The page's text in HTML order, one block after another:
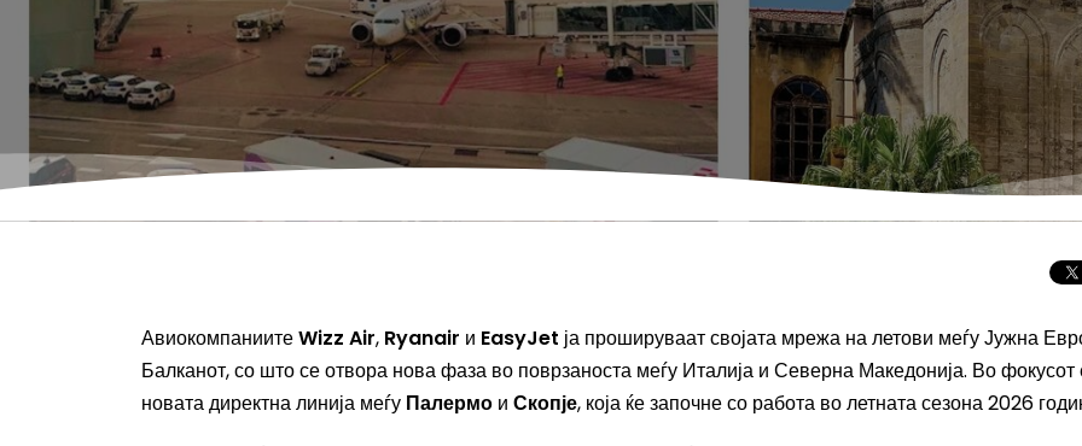
АвиокомпаниитеWizz Air, Ryanair и EasyJet ја прошируваат својата мрежа на летови меѓу Јужна
Балканот, со што се отвора нова фаза во поврзаноста меѓу Италија и Северна Македонија. Во фокусот
новата директна линија меѓу Палермо и Скопје, која ќе започне со работа во летната сезона 2026